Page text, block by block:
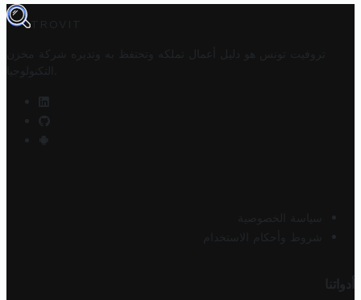
TROVIT
تروفيت تونس هو دليل أعمال تملكه وتحتفظ به وتديره
شركة مخزن
التكنولوجيا
سياسة الخصوصية
شروط وأحكام الاستخدام
أدواتنا